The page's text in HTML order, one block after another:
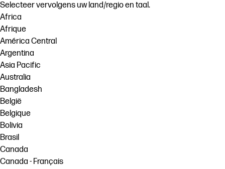
Selecteer vervolgens uw land/regio en taal.
Africa
Afrique
América Central
Argentina
Asia Pacific
Australia
Bangladesh
België
Belgique
Bolivia
Brasil
Canada
Canada - Français